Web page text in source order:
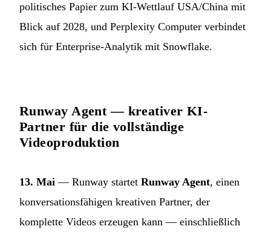
politisches Papier zum KI-Wettlauf USA/China mit
Blick auf 2028, und Perplexity Computer verbindet
sich für Enterprise-Analytik mit Snowflake.
Runway Agent — kreativer KI-
Partner für die vollständige
Videoproduktion
13. Mai — Runway startet Runway Agent, einen
konversationsfähigen kreativen Partner, der
komplette Videos erzeugen kann — einschließlich